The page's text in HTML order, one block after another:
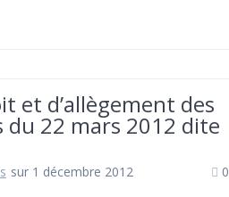
et d’allègement des
22 mars 2012 dite
sur 1 décembre 2012 0